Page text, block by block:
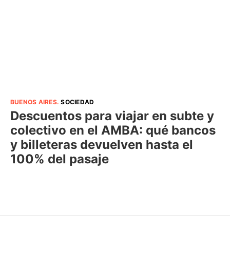
BUENOS AIRES.SOCIEDAD
Descuentos para viajar en subte y
colectivo en el AMBA: qué bancos
y billeteras devuelven hasta el
100% del pasaje